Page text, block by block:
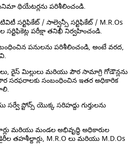
థియేటర్లను పరిశీలించండి.
సర్టిఫికేట్ / సాల్వెన్సీ సర్టిఫికేట్ / M.R.Os
పరీక్షా తనిఖీ నిర్వహించండి.
పనులను పరిశీలించండి, అంటే వరద,
రైస్ మిల్లులు మరియు పౌర సామాగ్రి గోడౌన్లను
సరఫరాలకు సంబంధించిన ఇతర అధికారిక
స్టోన్స్ యొక్క సరిహద్దు గుర్తులను
మరియు మండల అభివృద్ధి అధికారుల
తహశీల్దార్లు, M.R.O లు మరియు M.D.Os